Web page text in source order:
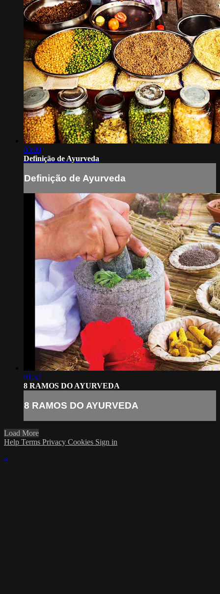
03:09
Definição de Ayurveda
Definição de Ayurveda
01:32
8 RAMOS DO AYURVEDA
8 RAMOS DO AYURVEDA
Load More
Help Terms Privacy Cookies Sign in
×